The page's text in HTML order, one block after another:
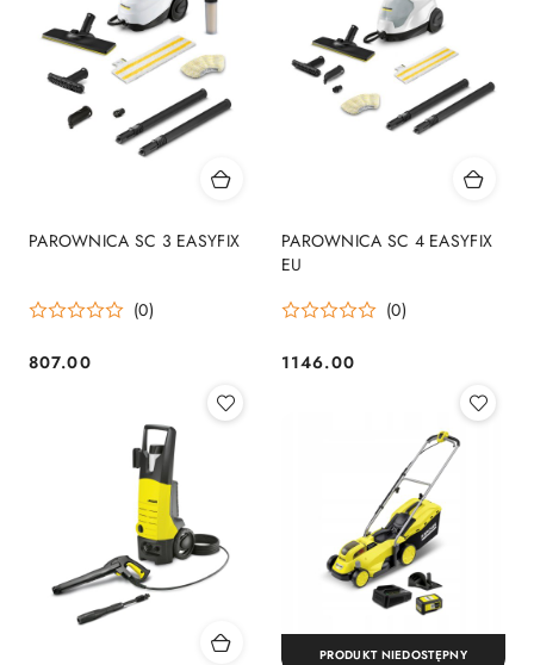
PAROWNICA SC 3 EASYFIX
(0)
Cena:
807.00
PAROWNICA SC 4 EASYFIX
EU
(0)
Cena:
1146.00
PRODUKT NIEDOSTĘPNY